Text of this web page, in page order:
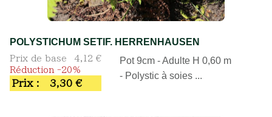
POLYSTICHUM SETIF. HERRENHAUSEN
Prix de base
4,12 €
Réduction -20%
Prix : 3,30 €
Pot 9cm - Adulte H 0,60 m
- Polystic à soies ...